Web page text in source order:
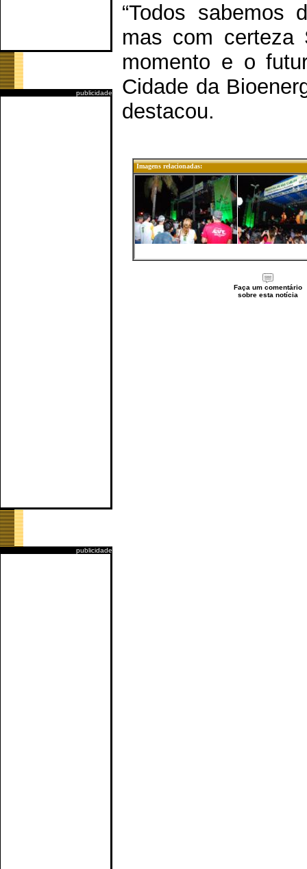
publicidade
publicidade
“Todos sabemos
mas com certeza
momento e o
Cidade da
destacou.
Imagens relacionadas:
Faça um comentário
sobre esta notícia